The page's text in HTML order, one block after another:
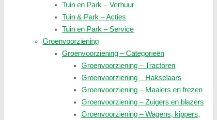
Tuin en Park – Verhuur
Tuin & Park – Acties
Tuin en Park – Service
Groenvoorziening
Groenvoorziening – Categorieën
Groenvoorziening – Tractoren
Groenvoorziening – Hakselaars
Groenvoorziening – Maaiers en frezen
Groenvoorziening – Zuigers en blazers
Groenvoorziening – Wagens, kippers,